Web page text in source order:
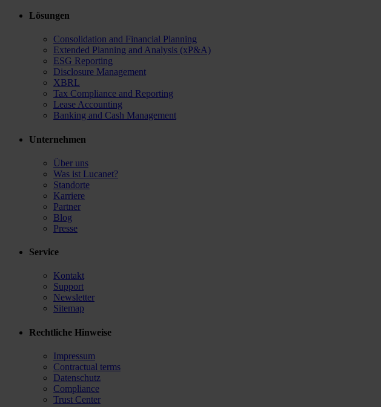
Lösungen
Consolidation and Financial Planning
Extended Planning and Analysis (xP&A)
ESG Reporting
Disclosure Management
XBRL
Tax Compliance and Reporting
Lease Accounting
Banking and Cash Management
Unternehmen
Über uns
Was ist Lucanet?
Standorte
Karriere
Partner
Blog
Presse
Service
Kontakt
Support
Newsletter
Sitemap
Rechtliche Hinweise
Impressum
Contractual terms
Datenschutz
Compliance
Trust Center